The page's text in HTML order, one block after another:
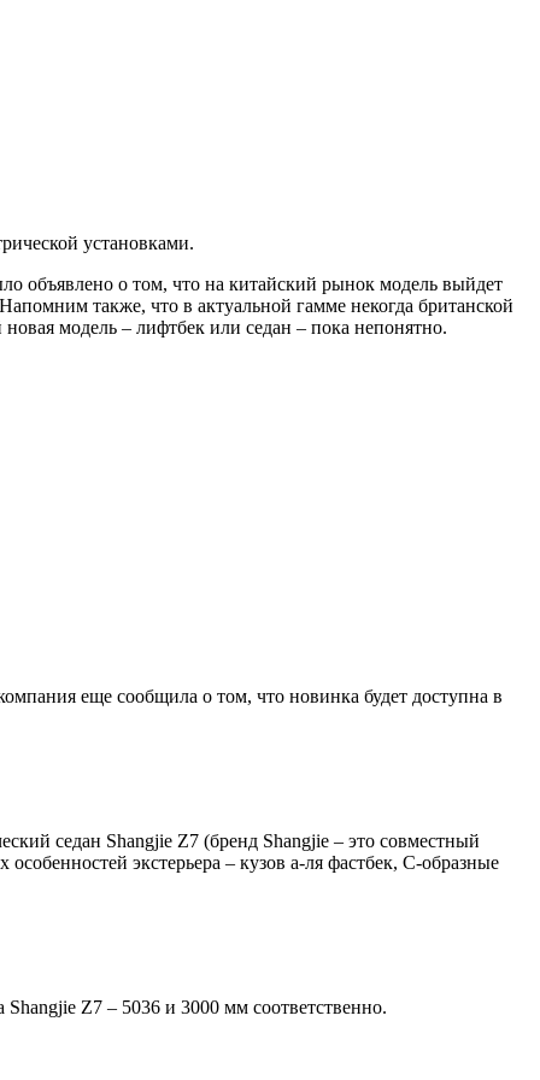
установками.
объявлено о том, что на китайский рынок модель выйдет
также, что в актуальной гамме некогда британской
модель – лифтбек или седан – пока непонятно.
еще сообщила о том, что новинка будет доступна в
седан Shangjie Z7 (бренд Shangjie – это совместный
экстерьера – кузов а-ля фастбек, С-образные
Z7 – 5036 и 3000 мм соответственно.